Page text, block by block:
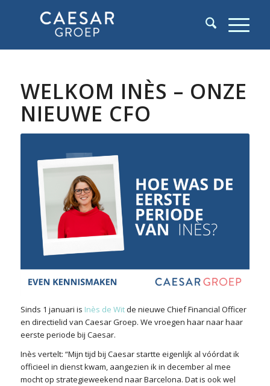
WELKOM INÈS – ONZE
NIEUWE CFO
Sinds 1 januari is Inès de Witde nieuwe Chief Financial Officer
en directielid van Caesar Groep. We vroegen haar naar haar
eerste periode bij Caesar.
Inès vertelt: “Mijn tijd bij Caesar startte eigenlijk al vóórdat ik
officieel in dienst kwam, aangezien ik in december al mee
mocht op strategieweekend naar Barcelona. Dat is ook wel